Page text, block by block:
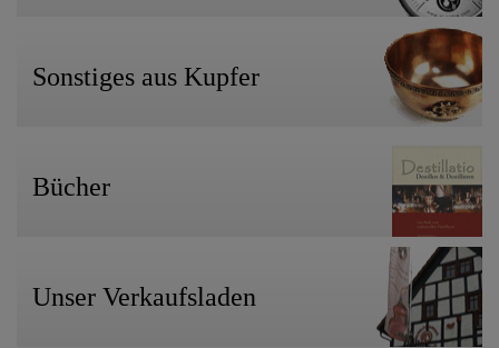
Sonstiges aus Kupfer
Bücher
Unser Verkaufsladen